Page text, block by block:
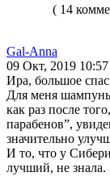
( 14
Gal-Anna
09 Окт, 2019 10:57
Ира, большое
Для меня
как раз после
парабенов”,
значительно
И то, что у
лучший, не